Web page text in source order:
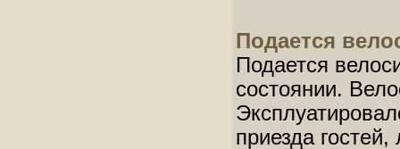
Подается
Подается
состоянии.
приезда